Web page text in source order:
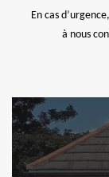
En cas
à nous